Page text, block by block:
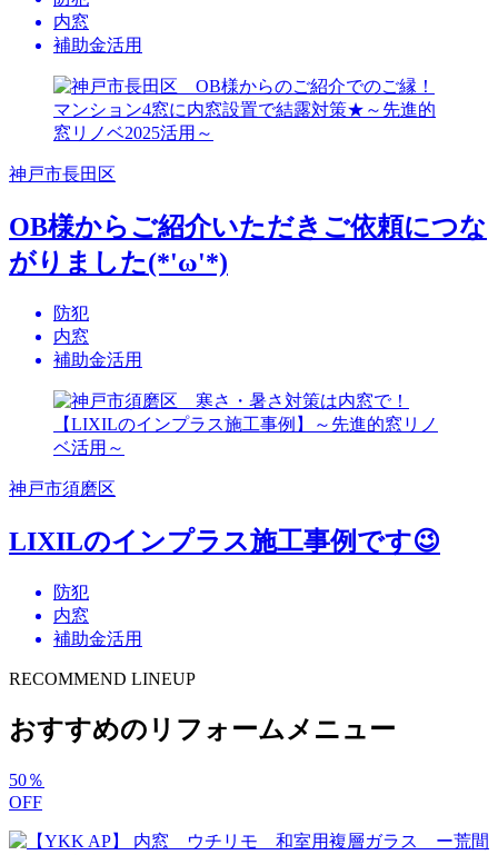
内窓
補助金活用
神戸市長田区
OB様からご紹介いただきご依頼につな
がりました(*'ω'*)
防犯
内窓
補助金活用
神戸市須磨区
LIXILのインプラス施工事例です😉
防犯
内窓
補助金活用
RECOMMEND LINEUP
おすすめのリフォームメニュー
50％
OFF